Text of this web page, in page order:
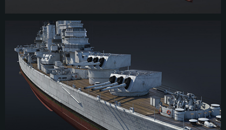
снова введён в строй в сентябре 1951 года. После учений и других
операций в западной Атлантике, Pittsburgh отправился в поход доброй
воли к Индийскому океану. В 1953 году корабль встал в сухой док для
серьёзной модернизации. После участия в конфликтах Азиатского
региона в середине 1950-х годов тяжёлый крейсер Pittsburgh в последний
раз списали со службы в 1956 году, а в середине 70-х корабль был продан
на металлолом.